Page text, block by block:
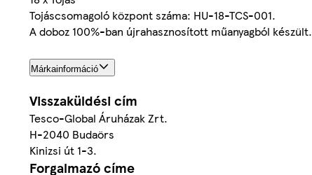
Tojáscsomagoló központ száma: HU-18-TCS-001.
A doboz 100%-ban újrahasznosított műanyagból készült.
Márkainformáció
Visszaküldési cím
Tesco-Global Áruházak Zrt.
H-2040 Budaörs
Kinizsi út 1-3.
Forgalmazó címe